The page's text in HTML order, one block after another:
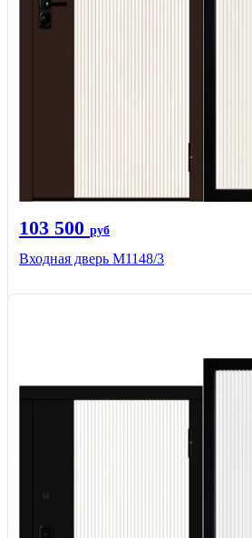
103 500 руб
Входная дверь М1148/3